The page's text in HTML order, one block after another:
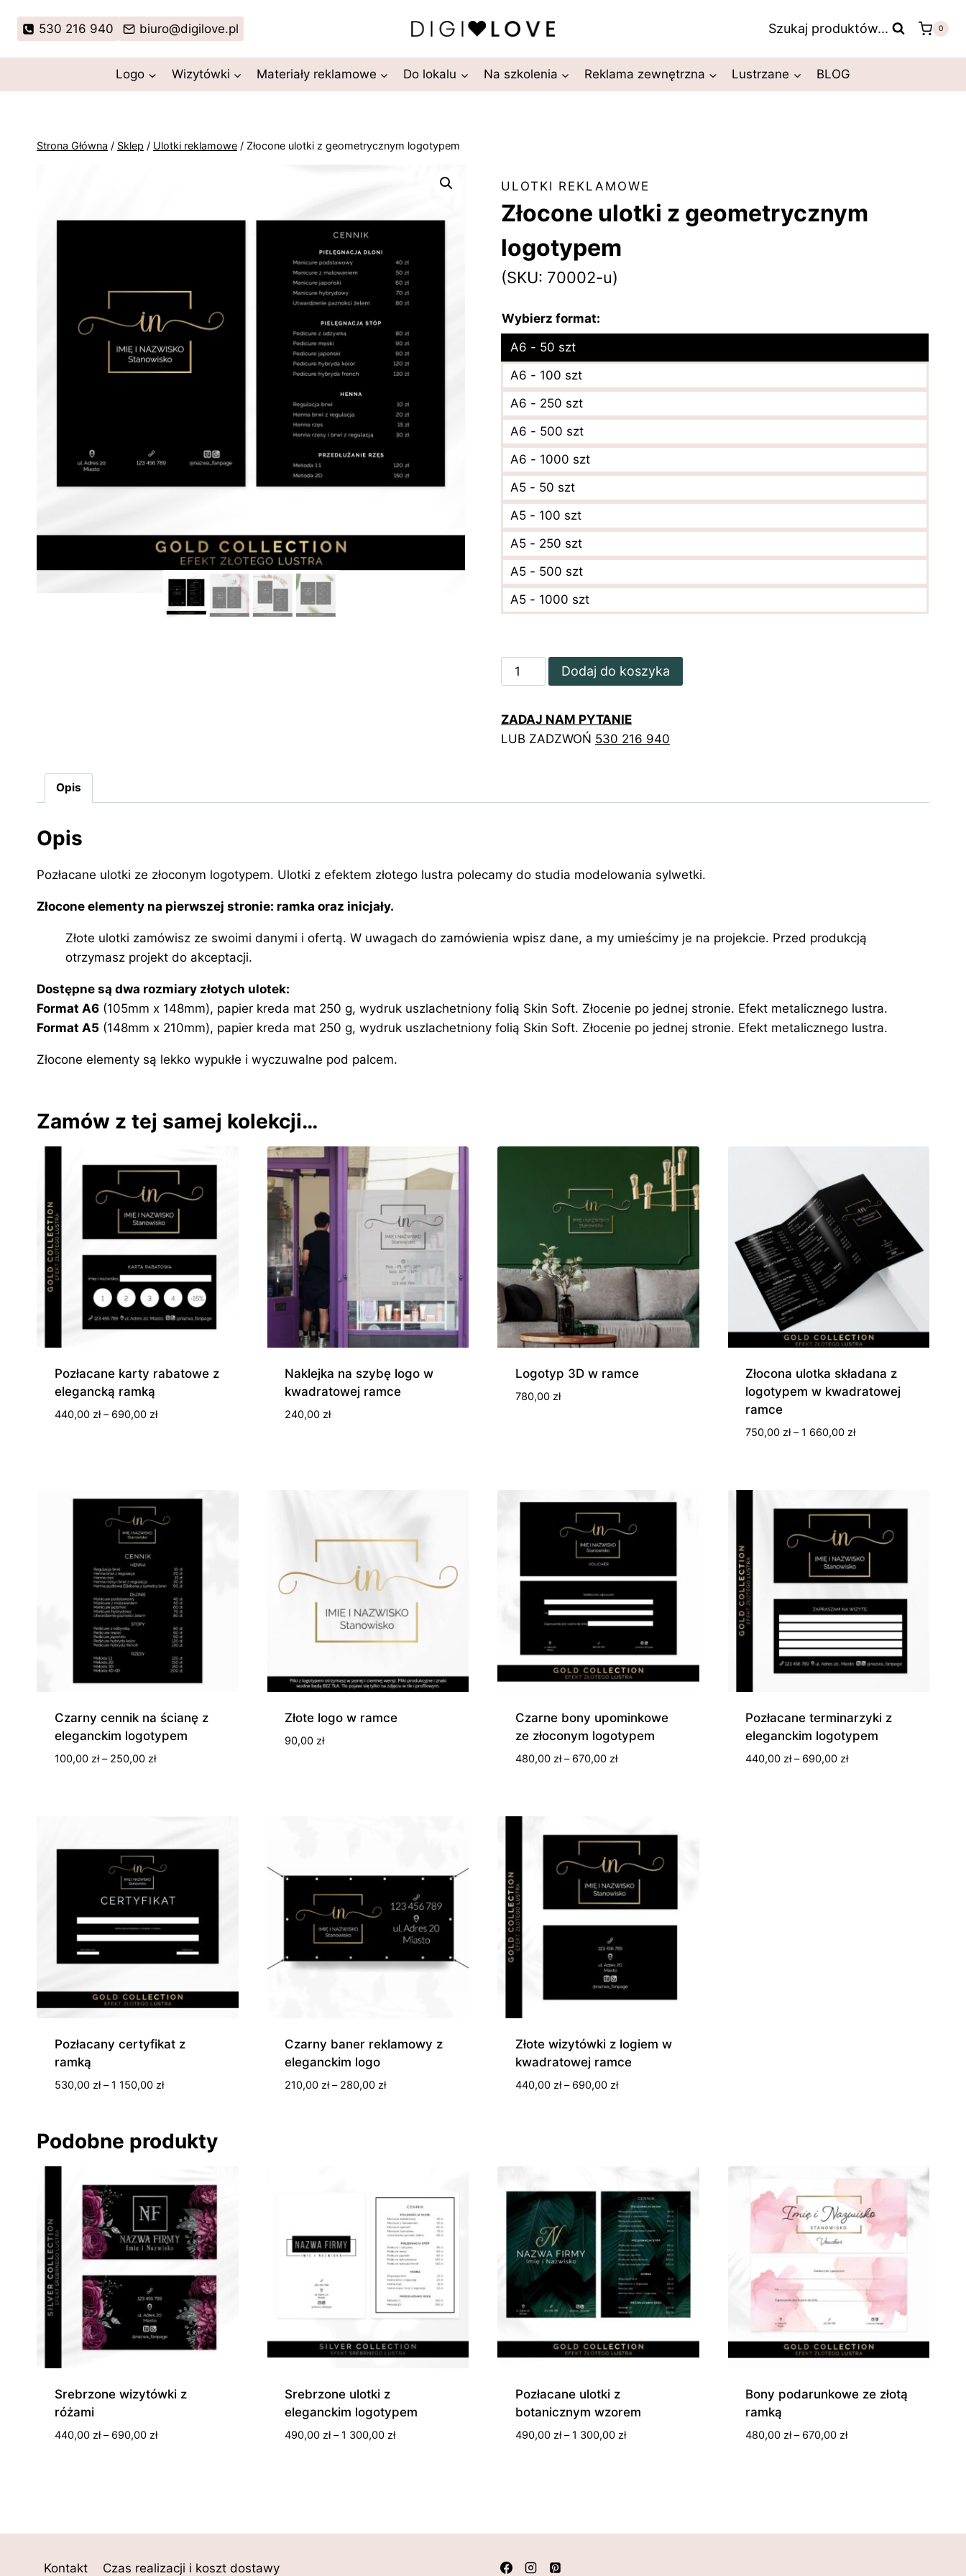
530 216 940 biuro@digilove.pl Szukaj produktów... 0
Logo Wizytówki Materiały reklamowe Do lokalu Na szkolenia Reklama zewnętrzna Lustrzane BLOG
Strona Główna / Sklep / Ulotki reklamowe / Złocone ulotki z geometrycznym logotypem
ULOTKI REKLAMOWE
Złocone ulotki z geometrycznym
logotypem
(SKU: 70002-u)
Wybierz format:
A6 - 50 szt
A6 - 100 szt
A6 - 250 szt
A6 - 500 szt
A6 - 1000 szt
A5 - 50 szt
A5 - 100 szt
A5 - 250 szt
A5 - 500 szt
A5 - 1000 szt
ilość
Złocone
z
geometrycznym
Dodaj do koszyka
ZADAJ NAM PYTANIE
LUB ZADZWOŃ 530 216 940
Opis
Opis
Pozłacane ulotki ze złoconym logotypem. Ulotki z efektem złotego lustra polecamy do studia modelowania sylwetki.
Złocone elementy na pierwszej stronie: ramka oraz inicjały.
Złote ulotki zamówisz ze swoimi danymi i ofertą. W uwagach do zamówienia wpisz dane, a my umieścimy je na projekcie. Przed produkcją
otrzymasz projekt do akceptacji.
Dostępne są dwa rozmiary złotych ulotek:
Format A6 (105mm x 148mm), papier kreda mat 250 g, wydruk uszlachetniony folią Skin Soft. Złocenie po jednej stronie. Efekt metalicznego lustra.
Format A5 (148mm x 210mm), papier kreda mat 250 g, wydruk uszlachetniony folią Skin Soft. Złocenie po jednej stronie. Efekt metalicznego lustra.
Złocone elementy są lekko wypukłe i wyczuwalne pod palcem.
Zamów z tej samej kolekcji…
Pozłacane karty rabatowe z
elegancką ramką
440,00 zł – 690,00 złZakres
690,00 zł
Naklejka na szybę logo w
kwadratowej ramce
240,00 zł
Logotyp 3D w ramce
780,00 zł
Złocona ulotka składana z
logotypem w kwadratowej
ramce
750,00 zł – 1 660,00 złZakres
1
660,00 zł
Czarny cennik na ścianę z
eleganckim logotypem
100,00 zł – 250,00 złZakres
Złote logo w ramce
90,00 zł
Czarne bony upominkowe
ze złoconym logotypem
480,00 zł – 670,00 złZakres
670,00 zł
Pozłacane terminarzyki z
eleganckim logotypem
440,00 zł – 690,00 złZakres
Pozłacany certyfikat z
ramką
530,00 zł – 1 150,00 złZakres
530,00 zł
do
150,00 zł
Czarny baner reklamowy z
eleganckim logo
210,00 zł – 280,00 złZakres
Złote wizytówki z logiem w
kwadratowej ramce
440,00 zł – 690,00 złZakres
Podobne produkty
Srebrzone wizytówki z
różami
440,00 zł – 690,00 złZakres
Srebrzone ulotki z
eleganckim logotypem
490,00 zł – 1 300,00 złZakres
300,00 zł
Pozłacane ulotki z
botanicznym wzorem
490,00 zł – 1 300,00 złZakres
300,00 zł
Bony podarunkowe ze złotą
ramką
480,00 zł – 670,00 złZakres
Kontakt Czas realizacji i koszt dostawy